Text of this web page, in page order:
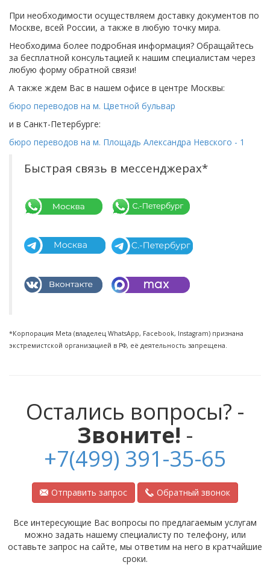
При необходимости осуществляем доставку документов по
Москве, всей России, а также в любую точку мира.
Необходима более подробная информация? Обращайтесь
за бесплатной консультацией к нашим специалистам через
любую форму обратной связи!
А также ждем Вас в нашем офисе в центре Москвы:
бюро переводов на м. Цветной бульвар
и в Санкт-Петербурге:
бюро переводов на м. Площадь Александра Невского - 1
Быстрая связь в мессенджерах*
*Корпорация Meta (владелец WhatsApp, Facebook, Instagram) признана
экстремистской организацией в РФ, её деятельность запрещена.
Остались вопросы? -
Звоните! -
+7(499) 391-35-65
Отправить запрос Обратный звонок
Все интересующие Вас вопросы по предлагаемым услугам
можно задать нашему специалисту по телефону, или
оставьте запрос на сайте, мы ответим на него в кратчайшие
сроки.